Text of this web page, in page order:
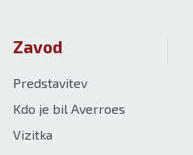
Zavod
Predstavitev
Kdo je bil Averroes
Vizitka